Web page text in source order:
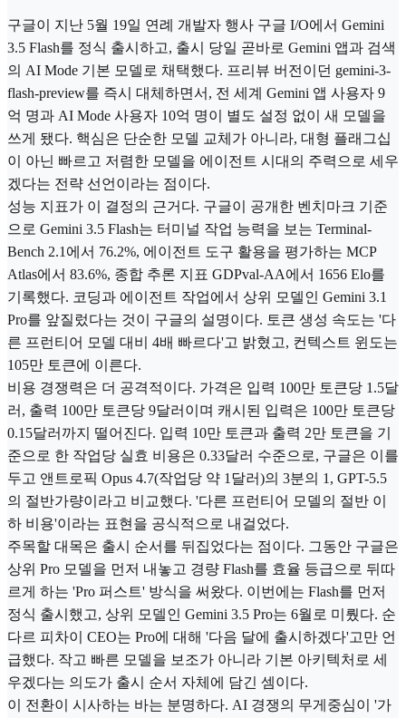
구글이 지난 5월 19일 연례 개발자 행사 구글 I/O에서 Gemini
3.5 Flash를 정식 출시하고, 출시 당일 곧바로 Gemini 앱과 검색
의 AI Mode 기본 모델로 채택했다. 프리뷰 버전이던 gemini-3-
flash-preview를 즉시 대체하면서, 전 세계 Gemini 앱 사용자 9
억 명과 AI Mode 사용자 10억 명이 별도 설정 없이 새 모델을
쓰게 됐다. 핵심은 단순한 모델 교체가 아니라, 대형 플래그십
이 아닌 빠르고 저렴한 모델을 에이전트 시대의 주력으로 세우
겠다는 전략 선언이라는 점이다.
성능 지표가 이 결정의 근거다. 구글이 공개한 벤치마크 기준
으로 Gemini 3.5 Flash는 터미널 작업 능력을 보는 Terminal-
Bench 2.1에서 76.2%, 에이전트 도구 활용을 평가하는 MCP
Atlas에서 83.6%, 종합 추론 지표 GDPval-AA에서 1656 Elo를
기록했다. 코딩과 에이전트 작업에서 상위 모델인 Gemini 3.1
Pro를 앞질렀다는 것이 구글의 설명이다. 토큰 생성 속도는 '다
른 프런티어 모델 대비 4배 빠르다'고 밝혔고, 컨텍스트 윈도는
105만 토큰에 이른다.
비용 경쟁력은 더 공격적이다. 가격은 입력 100만 토큰당 1.5달
러, 출력 100만 토큰당 9달러이며 캐시된 입력은 100만 토큰당
0.15달러까지 떨어진다. 입력 10만 토큰과 출력 2만 토큰을 기
준으로 한 작업당 실효 비용은 0.33달러 수준으로, 구글은 이를
두고 앤트로픽 Opus 4.7(작업당 약 1달러)의 3분의 1, GPT-5.5
의 절반가량이라고 비교했다. '다른 프런티어 모델의 절반 이
하 비용'이라는 표현을 공식적으로 내걸었다.
주목할 대목은 출시 순서를 뒤집었다는 점이다. 그동안 구글은
상위 Pro 모델을 먼저 내놓고 경량 Flash를 효율 등급으로 뒤따
르게 하는 'Pro 퍼스트' 방식을 써왔다. 이번에는 Flash를 먼저
정식 출시했고, 상위 모델인 Gemini 3.5 Pro는 6월로 미뤘다. 순
다르 피차이 CEO는 Pro에 대해 '다음 달에 출시하겠다'고만 언
급했다. 작고 빠른 모델을 보조가 아니라 기본 아키텍처로 세
우겠다는 의도가 출시 순서 자체에 담긴 셈이다.
이 전환이 시사하는 바는 분명하다. AI 경쟁의 무게중심이 '가